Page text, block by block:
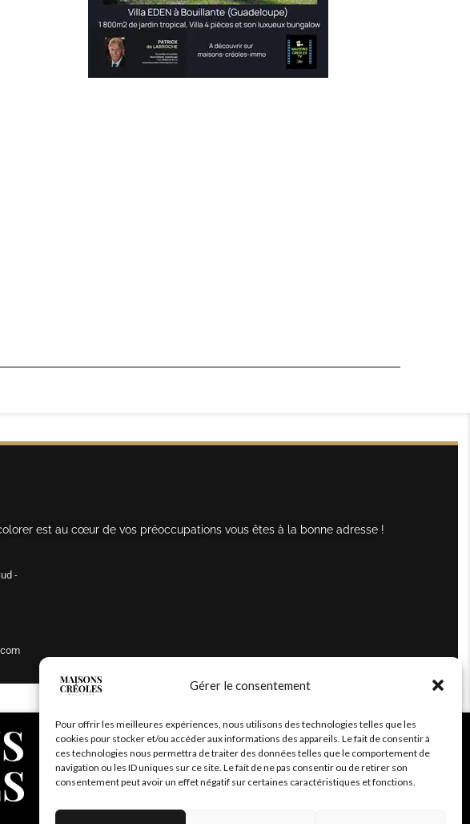
Gérer le consentement
Pour offrir les meilleures expériences, nous utilisons des technologies telles que les
cookies pour stocker et/ou accéder aux informations des appareils. Le fait de consentir à
ces technologies nous permettra de traiter des données telles que le comportement de
navigation ou les ID uniques sur ce site. Le fait de ne pas consentir ou de retirer son
consentement peut avoir un effet négatif sur certaines caractéristiques et fonctions.
est au cœur de vos préoccupations vous êtes à la bonne adresse !
-